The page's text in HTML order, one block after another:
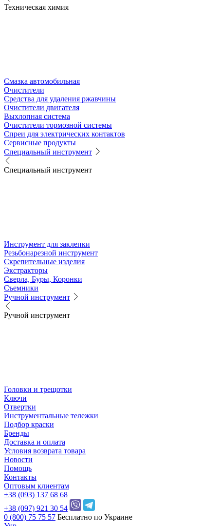
Техническая химия
Смазка автомобильная
Очистители
Средства для удаления ржавчины
Очистители двигателя
Выхлопная система
Очистители тормозной системы
Спреи для электрических контактов
Сервисные продукты
Специальный инструмент
Специальный инструмент
Инструмент для заклепки
Резьбонарезной инструмент
Скрепительные изделия
Экстракторы
Сверла, Буры, Коронки
Съемники
Ручной инструмент
Ручной инструмент
Головки и трещотки
Ключи
Отвертки
Инструментальные тележки
Подбор краски
Бренды
Доставка и оплата
Условия возврата товара
Новости
Помощь
Контакты
Оптовым клиентам
+38 (093) 137 68 68
+38 (097) 921 30 54
0 (800) 75 75 57 Бесплатно по Украине